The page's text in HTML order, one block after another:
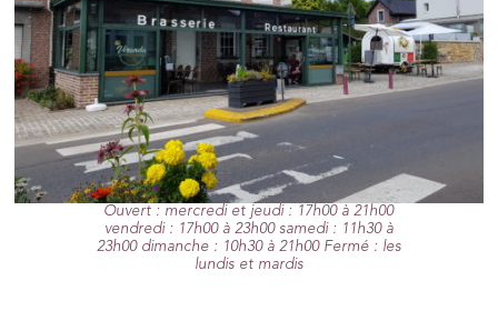
Ouvert : mercredi et jeudi : 17h00 à 21h00
vendredi : 17h00 à 23h00 samedi : 11h30 à
23h00 dimanche : 10h30 à 21h00 Fermé : les
lundis et mardis